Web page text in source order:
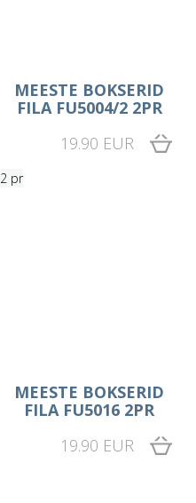
MEESTE BOKSERID
FILA FU5004/2 2PR
19.90 EUR
2 pr
MEESTE BOKSERID
FILA FU5016 2PR
19.90 EUR